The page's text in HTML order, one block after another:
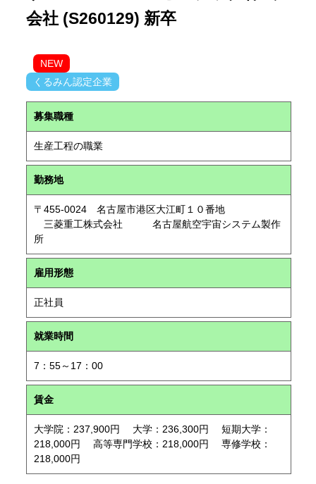
会社 (S260129) 新卒
NEW
くるみん認定企業
募集職種
生産工程の職業
勤務地
〒455-0024 名古屋市港区大江町１０番地
三菱重工株式会社 名古屋航空宇宙システム製作
所
雇用形態
正社員
就業時間
7：55～17：00
賃金
大学院：237,900円 大学：236,300円 短期大学：
218,000円 高等専門学校：218,000円 専修学校：
218,000円